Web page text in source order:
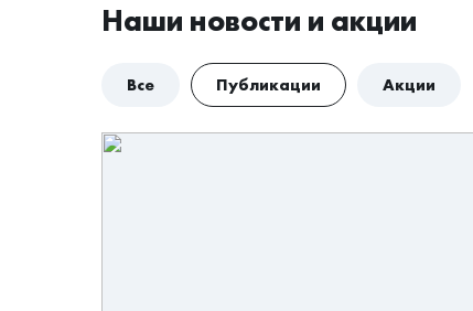
Наши новости и акции
Все Публикации Акции